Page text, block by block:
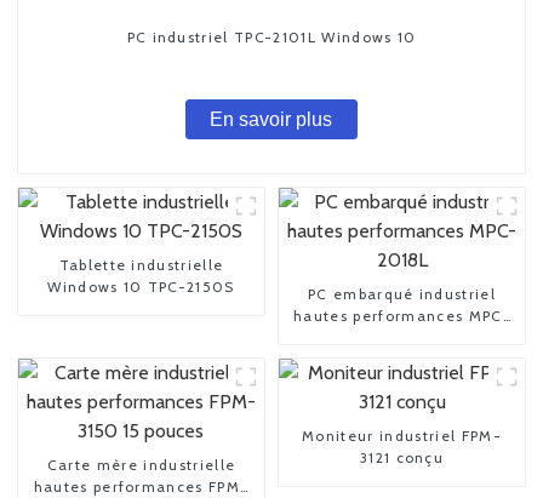
PC industriel TPC-2101L Windows 10
En savoir plus
Tablette industrielle
Windows 10 TPC-2150S
PC embarqué industriel
hautes performances MPC-
Carte mère industrielle
hautes performances FPM-
Moniteur industriel FPM-
3121 conçu